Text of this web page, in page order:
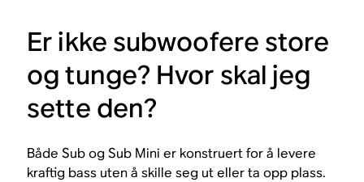
Er ikke subwoofere store
og tunge? Hvor skal jeg
sette den?
Både Sub og Sub Mini er konstruert for å levere
kraftig bass uten å skille seg ut eller ta opp plass.